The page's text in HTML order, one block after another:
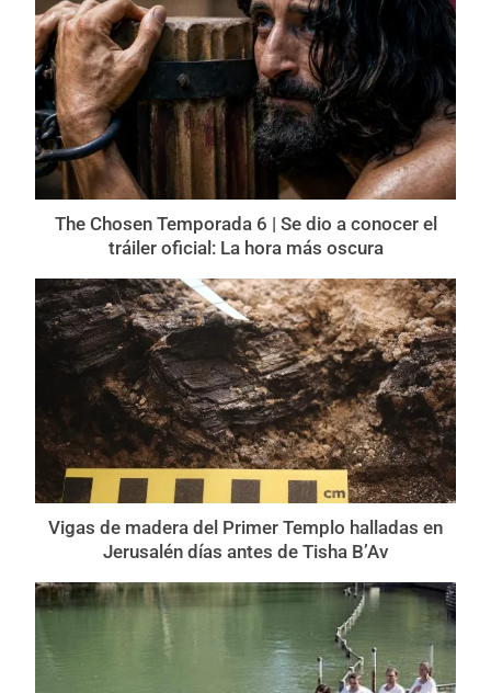
The Chosen Temporada 6 | Se dio a conocer el
tráiler oficial: La hora más oscura
Vigas de madera del Primer Templo halladas en
Jerusalén días antes de Tisha B’Av